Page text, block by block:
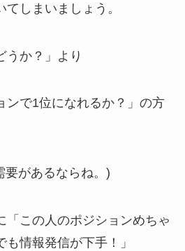
しまいましょう。
うか？」より
ンで1位になれるか？」の方
要があるならね。)
「この人のポジションめちゃ
情報発信が下手！」